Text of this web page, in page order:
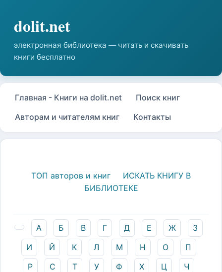
Главная - Книги на dolit.net
Поиск книг
Авторам и читателям книг
Контакты
ТОП авторов и книг
ИСКАТЬ КНИГУ В
БИБЛИОТЕКЕ
А Б В Г Д Е Ж
З
И
Й К Л М Н О
П
Р
С Т У Ф Х Ц
Ч